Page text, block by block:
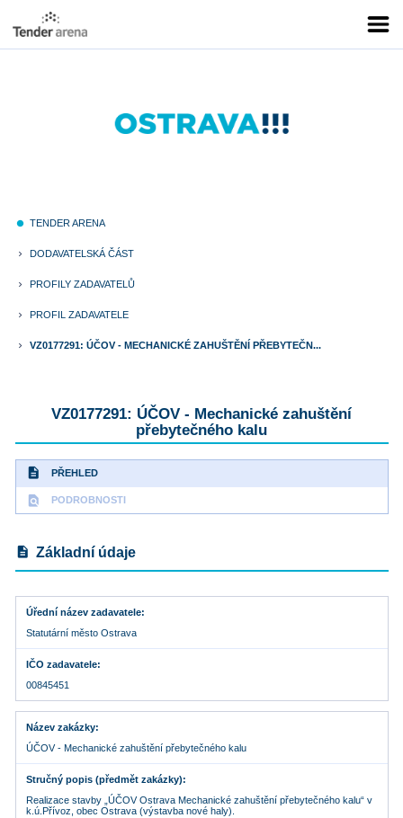
fiber_manual_record TENDER ARENA
keyboard_arrow_right DODAVATELSKÁ ČÁST
keyboard_arrow_right PROFILY ZADAVATELŮ
keyboard_arrow_right PROFIL ZADAVATELE
keyboard_arrow_right VZ0177291: ÚČOV - MECHANICKÉ ZAHUŠTĚNÍ PŘEBYTEČN...
VZ0177291: ÚČOV - Mechanické zahuštění
přebytečného kalu
description PŘEHLED
find_in_page PODROBNOSTI
description Základní údaje
Úřední název zadavatele
Statutární město Ostrava
IČO zadavatele
00845451
Název zakázky
ÚČOV - Mechanické zahuštění přebytečného kalu
Stručný popis (předmět zakázky)
Realizace stavby „ÚČOV Ostrava Mechanické zahuštění přebytečného kalu“ v
k.ú.Přívoz, obec Ostrava (výstavba nové haly).